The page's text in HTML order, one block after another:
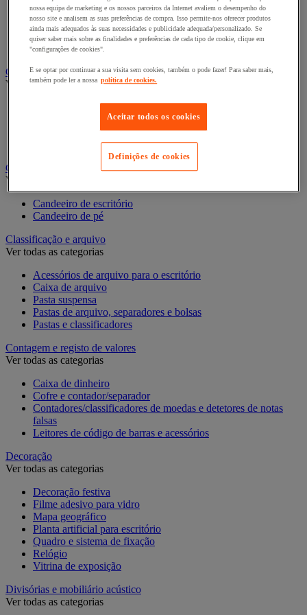
Bengaleiro
Cabide
Porta-cabides
Suporte guarda-chuvas
Cadeiras, poltronas e cadeirões
Ver todas as categorias
Acessórios para cadeiras de escritório
Cadeira de braços executivo
Cadeira de escritório
Cadeiras para salas de receção e reuniões
Candeeiro
Ver todas as categorias
Candeeiro de escritório
Candeeiro de pé
Classificação e arquivo
Ver todas as categorias
Acessórios de arquivo para o escritório
Caixa de arquivo
Pasta suspensa
Pastas de arquivo, separadores e bolsas
Pastas e classificadores
Contagem e registo de valores
Ver todas as categorias
Caixa de dinheiro
Cofre e contador/separador
Contadores/classificadores de moedas e detetores de notas
falsas
Leitores de código de barras e acessórios
Decoração
Ver todas as categorias
Decoração festiva
Filme adesivo para vidro
Mapa geográfico
Planta artificial para escritório
Quadro e sistema de fixação
Relógio
Vitrina de exposição
Divisórias e mobiliário acústico
Ver todas as categorias
nossa equipa de marketing e os nossos parceiros da Internet avaliem o desempenho do
nosso site e analisem as suas preferências de compra. Isso permite-nos oferecer produtos
ainda mais adequados às suas necessidades e publicidade adequada/personalizado. Se
quiser saber mais sobre as finalidades e preferências de cada tipo de cookie, clique em
"configurações de cookies".
E se optar por continuar a sua visita sem cookies, também o pode fazer! Para saber mais,
também pode ler a nossa política de cookies.
Aceitar todos os cookies
Definições de cookies